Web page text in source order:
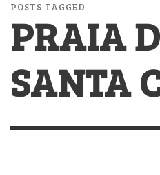
POSTS TAGGED
PRAIA
SANTA